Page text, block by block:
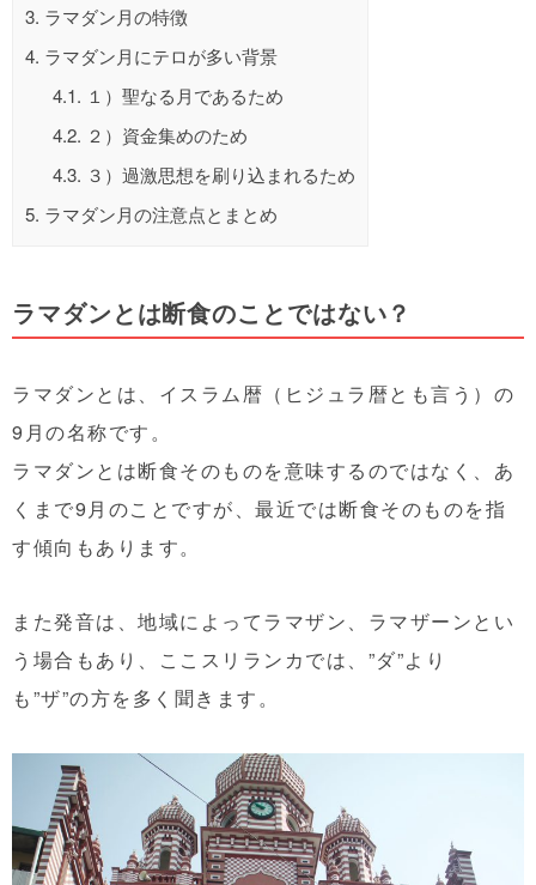
3. ラマダン月の特徴
4. ラマダン月にテロが多い背景
4.1. １）聖なる月であるため
4.2. ２）資金集めのため
4.3. ３）過激思想を刷り込まれるため
5. ラマダン月の注意点とまとめ
ラマダンとは断食のことではない？
ラマダンとは、イスラム暦（ヒジュラ暦とも言う）の
9月の名称です。
ラマダンとは断食そのものを意味するのではなく、あ
くまで9月のことですが、最近では断食そのものを指
す傾向もあります。
また発音は、地域によってラマザン、ラマザーンとい
う場合もあり、ここスリランカでは、”ダ”より
も”ザ”の方を多く聞きます。